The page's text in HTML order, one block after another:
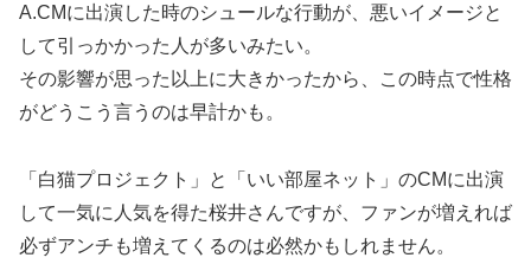
A.CMに出演した時のシュールな行動が、悪いイメージと
して引っかかった人が多いみたい。
その影響が思った以上に大きかったから、この時点で性格
がどうこう言うのは早計かも。
「白猫プロジェクト」と「いい部屋ネット」のCMに出演
して一気に人気を得た桜井さんですが、ファンが増えれば
必ずアンチも増えてくるのは必然かもしれません。